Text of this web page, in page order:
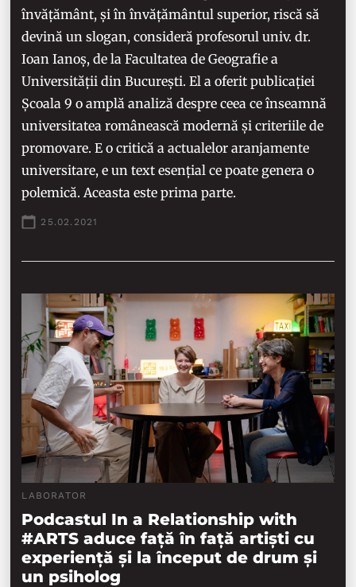
învățământ, și în învățământul superior, riscă să
devină un slogan, consideră profesorul univ. dr.
Ioan Ianoș, de la Facultatea de Geografie a
Universității din București. El a oferit publicației
Școala 9 o amplă analiză despre ceea ce înseamnă
universitatea românească modernă și criteriile de
promovare. E o critică a actualelor aranjamente
universitare, e un text esențial ce poate genera o
polemică. Aceasta este prima parte.
25.02.2021
LABORATOR
Podcastul In a Relationship with
#ARTS aduce față în față artiști cu
experiență și la început de drum și
un psiholog